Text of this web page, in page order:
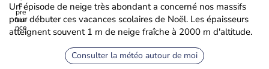
Un épisode de neige très abondant a concerné nos massifs
pour débuter ces vacances scolaires de Noël. Les épaisseurs
atteignent souvent 1 m de neige fraîche à 2000 m d'altitude.
Consulter la météo autour de moi